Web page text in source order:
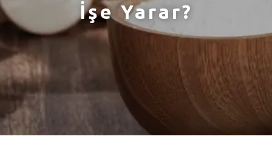
İşe Yarar?